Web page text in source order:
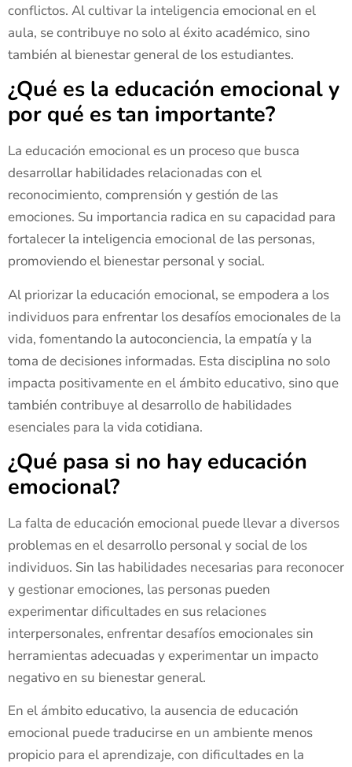
conflictos. Al cultivar la inteligencia emocional en el
aula, se contribuye no solo al éxito académico, sino
también al bienestar general de los estudiantes.
¿Qué es la educación emocional y
por qué es tan importante?
La educación emocional es un proceso que busca
desarrollar habilidades relacionadas con el
reconocimiento, comprensión y gestión de las
emociones. Su importancia radica en su capacidad para
fortalecer la inteligencia emocional de las personas,
promoviendo el bienestar personal y social.
Al priorizar la educación emocional, se empodera a los
individuos para enfrentar los desafíos emocionales de la
vida, fomentando la autoconciencia, la empatía y la
toma de decisiones informadas. Esta disciplina no solo
impacta positivamente en el ámbito educativo, sino que
también contribuye al desarrollo de habilidades
esenciales para la vida cotidiana.
¿Qué pasa si no hay educación
emocional?
La falta de educación emocional puede llevar a diversos
problemas en el desarrollo personal y social de los
individuos. Sin las habilidades necesarias para reconocer
y gestionar emociones, las personas pueden
experimentar dificultades en sus relaciones
interpersonales, enfrentar desafíos emocionales sin
herramientas adecuadas y experimentar un impacto
negativo en su bienestar general.
En el ámbito educativo, la ausencia de educación
emocional puede traducirse en un ambiente menos
propicio para el aprendizaje, con dificultades en la